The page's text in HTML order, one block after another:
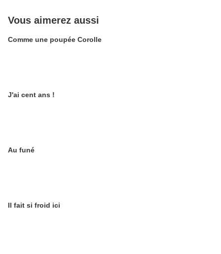
Vous aimerez aussi
Comme une poupée Corolle
J'ai cent ans !
Au funé
Il fait si froid ici